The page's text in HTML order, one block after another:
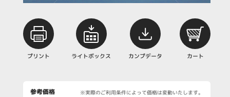
プリント ライトボックス カンプデータ カート
参考価格 ※実際のご利用条件によって価格は変動いたします。